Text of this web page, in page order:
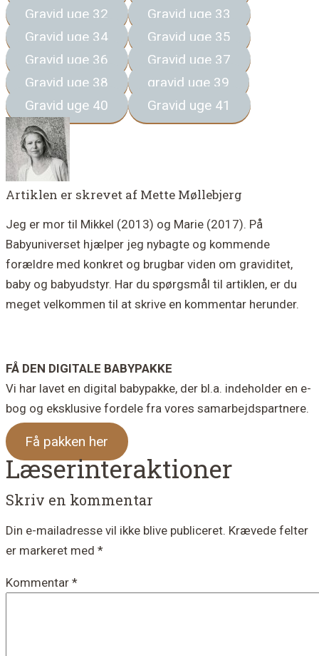
Gravid uge 32
Gravid uge 33
Gravid uge 34
Gravid uge 35
Gravid uge 36
Gravid uge 37
Gravid uge 38
gravid uge 39
Gravid uge 40
Gravid uge 41
Artiklen er skrevet af Mette Møllebjerg
Jeg er mor til Mikkel (2013) og Marie (2017). På
Babyuniverset hjælper jeg nybagte og kommende
forældre med konkret og brugbar viden om graviditet,
baby og babyudstyr. Har du spørgsmål til artiklen, er du
meget velkommen til at skrive en kommentar herunder.
FÅ DEN DIGITALE BABYPAKKE
Vi har lavet en digital babypakke, der bl.a. indeholder en e-
bog og eksklusive fordele fra vores samarbejdspartnere.
Få pakken her
Læserinteraktioner
Skriv en kommentar
Din e-mailadresse vil ikke blive publiceret. Krævede felter
er markeret med *
Kommentar *